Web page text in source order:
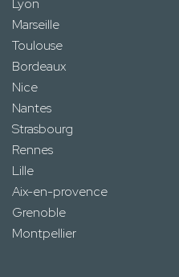
Lyon
Marseille
Toulouse
Bordeaux
Nice
Nantes
Strasbourg
Rennes
Lille
Aix-en-provence
Grenoble
Montpellier